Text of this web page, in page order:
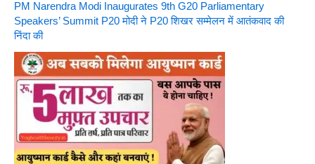
PM Narendra Modi Inaugurates 9th G20 Parliamentary
Speakers’ Summit P20 मोदी ने P20 शिखर सम्मेलन में आतंकवाद की
निंदा की